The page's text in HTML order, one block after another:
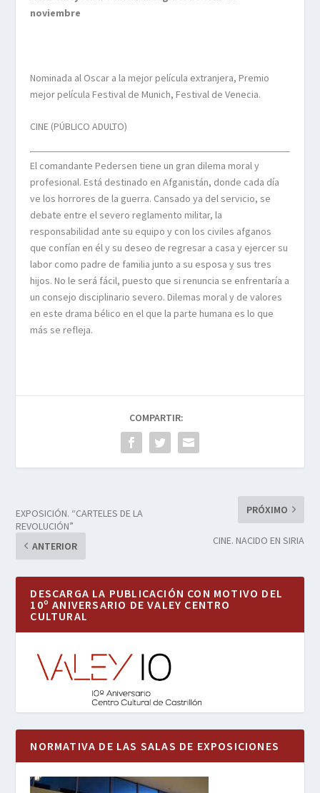
noviembre
Nominada al Oscar a la mejor película extranjera, Premio
mejor película Festival de Munich, Festival de Venecia.
CINE (PÚBLICO ADULTO)
El comandante Pedersen tiene un gran dilema moral y
profesional. Está destinado en Afganistán, donde cada día
ve los horrores de la guerra. Cansado ya del servicio, se
debate entre el severo reglamento militar, la
responsabilidad ante su equipo y con los civiles afganos
que confían en él y su deseo de regresar a casa y ejercer su
labor como padre de familia junto a su esposa y sus tres
hijos. No le será fácil, puesto que si renuncia se enfrentaría a
un consejo disciplinario severo. Dilemas moral y de valores
en este drama bélico en el que la parte humana es lo que
más se refleja.
COMPARTIR:
EXPOSICIÓN. “CARTELES DE LA
REVOLUCIÓN”
ANTERIOR
PRÓXIMO
CINE. NACIDO EN SIRIA
DESCARGA LA PUBLICACIÓN CON MOTIVO DEL
10º ANIVERSARIO DE VALEY CENTRO
CULTURAL
NORMATIVA DE LAS SALAS DE EXPOSICIONES